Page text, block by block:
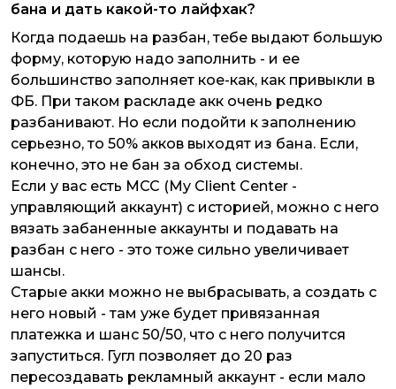
бана и дать какой-то лайфхак?
Когда подаешь на разбан, тебе выдают большую
форму, которую надо заполнить - и ее
большинство заполняет кое-как, как привыкли в
ФБ. При таком раскладе акк очень редко
разбанивают. Но если подойти к заполнению
серьезно, то 50% акков выходят из бана. Если,
конечно, это не бан за обход системы.
Если у вас есть MCC (My Client Center -
управляющий аккаунт) с историей, можно с него
вязать забаненные аккаунты и подавать на
разбан с него - это тоже сильно увеличивает
шансы.
Старые акки можно не выбрасывать, а создать с
него новый - там уже будет привязанная
платежка и шанс 50/50, что с него получится
запуститься. Гугл позволяет до 20 раз
пересоздавать рекламный аккаунт - если мало